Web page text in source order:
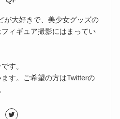
が大好きで、美少女グッズの
ィギュア撮影にはまってい
す。
す。ご希望の方はTwitterの